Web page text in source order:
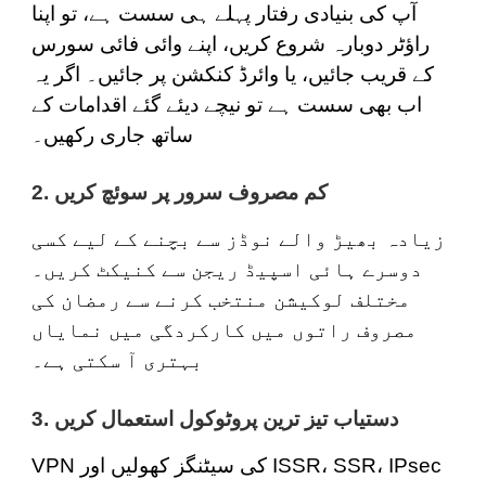
آپ کی بنیادی رفتار پہلے ہی سست ہے، تو اپنا
راؤٹر دوبارہ شروع کریں، اپنے وائی فائی سورس
کے قریب جائیں، یا وائرڈ کنکشن پر جائیں۔ اگر یہ
اب بھی سست ہے تو نیچے دیئے گئے اقدامات کے
ساتھ جاری رکھیں۔
2. کم مصروف سرور پر سوئچ کریں
زیادہ بھیڑ والے نوڈز سے بچنے کے لیے کسی
دوسرے ہائی اسپیڈ ریجن سے کنیکٹ کریں۔
مختلف لوکیشن منتخب کرنے سے رمضان کی
مصروف راتوں میں کارکردگی میں نمایاں
بہتری آ سکتی ہے۔
3. دستیاب تیز ترین پروٹوکول استعمال کریں
VPN کی سیٹنگز کھولیں اور ISSR، SSR، IPsec